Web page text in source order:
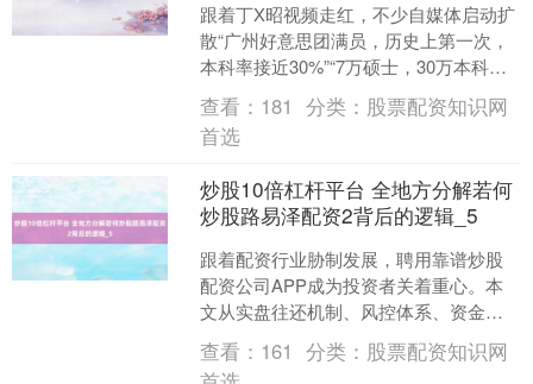
跟着丁X昭视频走红，不少自媒体启动扩
散“广州好意思团满员，历史上第一次，
本科率接近30%”“7万硕士，30万本科生
在好意思团送外卖”等说法。在配资交游
中，风险解....
查看： 181 分类： 股票配资知识网
首选
炒股10倍杠杆平台 全地方分解若何
炒股路易泽配资2背后的逻辑_5
跟着配资行业胁制发展，聘用靠谱炒股
配资公司APP成为投资者关着重心。本
文从实盘往还机制、风控体系、资金安
全和用户处事四个维度，长远对比分析
刻下阛阓主流平台，并激....
查看： 161 分类： 股票配资知识网
上证综指 3880.40 +1.97 +0.05%